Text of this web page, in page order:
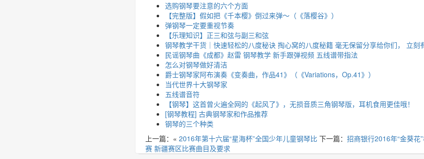
选购钢琴要注意的六个方面
【完整版】假如把《千本樱》倒过来弹～（《落樱谷》）
弹钢琴一定要重视节奏
【乐理知识】正三和弦与副三和弦
钢琴教学干货｜快速轻松的八度秘诀 掏心窝的八度秘籍 毫无保留分享给你们， 立刻
民谣钢琴曲《成都》赵雷 钢琴教学 新手跟弹视频 五线谱带指法
怎么对钢琴做好清洁
爵士钢琴家阿布演奏《变奏曲，作品41》（《Variations，Op.41》）
当代世界十大钢琴家
五线谱音符
【钢琴】这首曾火遍全网的《起风了》，无损音质三角钢琴版，耳机食用更佳哦！
[钢琴教程] 古典钢琴家和作品推荐
钢琴的三个种类
下一篇： 招商银行2016年“金葵花
上一篇：« 2016年第十六届“星海杯”全国少年儿童钢琴比
赛 新疆赛区比赛曲目及要求